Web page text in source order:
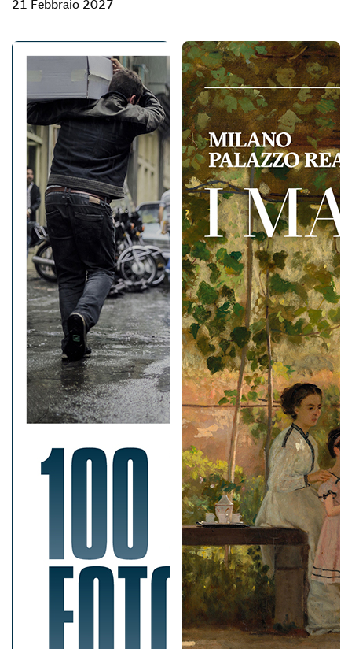
21 Febbraio 2027